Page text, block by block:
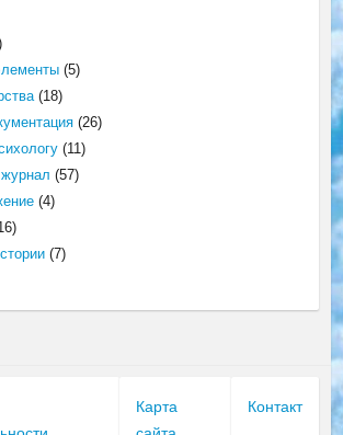
(5)
(18)
(26)
(11)
(57)
(4)
(7)
Карта
Контакт